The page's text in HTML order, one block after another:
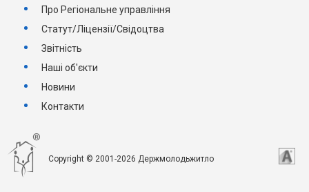
Про Регіональне управління
Статут/Ліцензії/Свідоцтва
Звітність
Наші об'єкти
Новини
Контакти
Copyright © 2001-2026 Держмолодьжитло